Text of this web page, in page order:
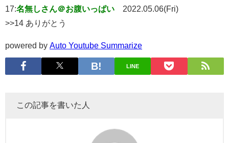
17:名無しさん＠お腹いっぱい
2022.05.06(Fri)
>>14 ありがとう
powered by Auto Youtube Summarize
LINE
この記事を書いた人